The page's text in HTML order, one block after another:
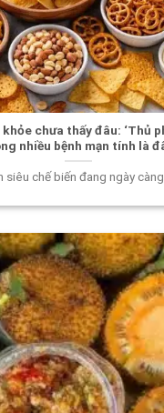
khỏe chưa thấy đâu: ‘Thủ
nhiều bệnh mạn tính là
siêu chế biến đang ngày